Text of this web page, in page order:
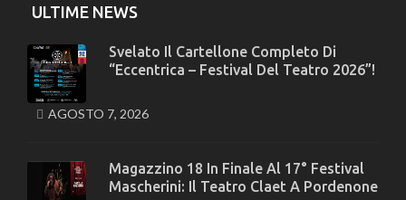
ULTIME NEWS
Svelato Il Cartellone Completo Di
“Eccentrica – Festival Del Teatro 2026”!
AGOSTO 7, 2026
Magazzino 18 In Finale Al 17° Festival
Mascherini: Il Teatro Claet A Pordenone